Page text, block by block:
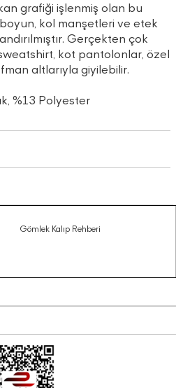
grafiği işlenmiş olan bu
kol manşetleri ve etek
Gerçekten çok
kot pantolonlar, özel
altlarıyla giyilebilir.
%13 Polyester
Gömlek Kalıp Rehberi